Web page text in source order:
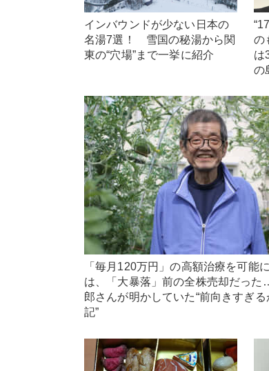
インバウンドが少ない日本の
名湯7選！ 雪国の秘湯から関
東の“穴場”まで一挙に紹介
の
は
の
「毎月120万円」の高額治療を可能
は、「大暴落」前の全株売却だっ
郎さんが明かしていた“前向きすぎる
記”